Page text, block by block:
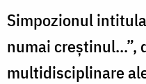
Simpozionul
numai
multidisciplinare